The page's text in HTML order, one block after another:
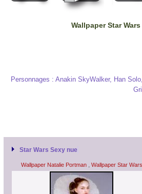
Wallpaper Star
Personnages : Anakin SkyWalker, Han
Star Wars Sexy nue
Wallpaper Natalie Portman, Wallpaper Star Wars